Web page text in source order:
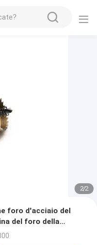
2/2
foro d'acciaio del
del foro della